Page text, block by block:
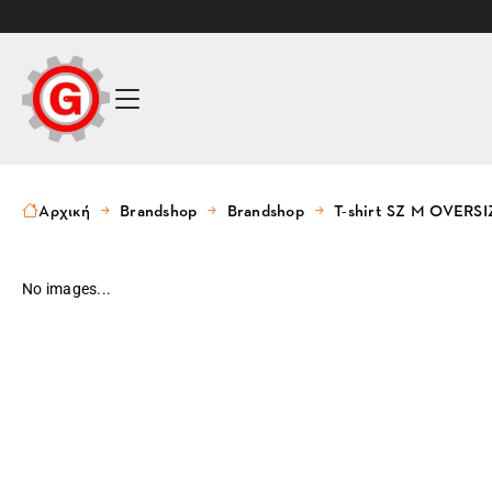
Αρχική Brandshop Brandshop T-shirt SZ M
No images...